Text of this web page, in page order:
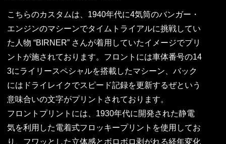
こちらのカスタムは、1940年代に4気筒のバンガー・
エンジンのマシーンでタイムトライアルに挑戦してい
た人物 “BIRNER” さんが着用していたイメージでプリ
ントが施されております。フロントには車体番号の14
3にライリースペシャルを搭載したマシーン、バック
にはドライレイクでスピード記録を更新するぜという
意味合いの文字がプリントされております。
フロントプリントには、1930年代に開発された静電
気を利用した電着式フロッキープリントを使用してお
り、フワッとした立体感とボロボロ剥がれる経年変化